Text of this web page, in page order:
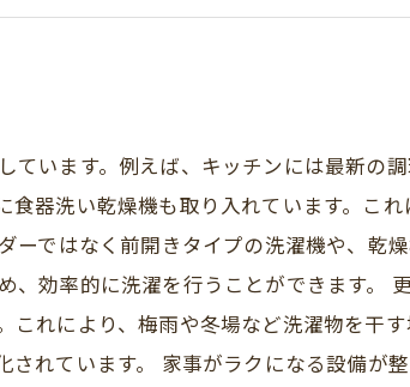
支援事業（こどもエコすまい支援事業
います。例えば、キッチンには最新の
器洗い乾燥機も取り入れています。こ
ーではなく前開きタイプの洗濯機や、乾
、効率的に洗濯を行うことができます。
れにより、梅雨や冬場など洗濯物を干
れています。 家事がラクになる設備が